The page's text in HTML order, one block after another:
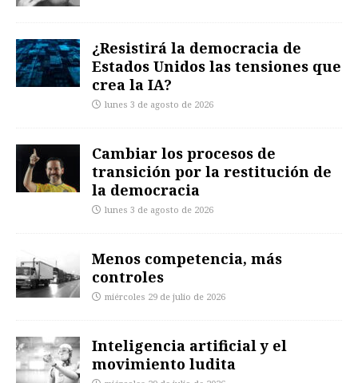
¿Resistirá la democracia de
Estados Unidos las tensiones que
crea la IA?
lunes 3 de agosto de 2026
Cambiar los procesos de
transición por la restitución de
la democracia
lunes 3 de agosto de 2026
Menos competencia, más
controles
miércoles 29 de julio de 2026
Inteligencia artificial y el
movimiento ludita